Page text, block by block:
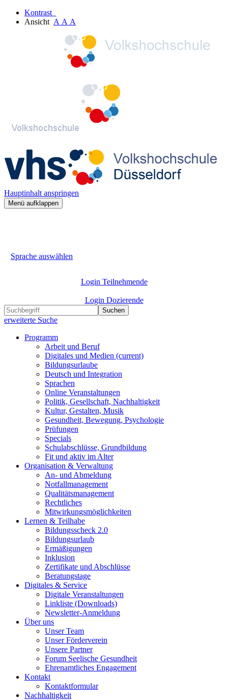
Kontrast
Ansicht A A A
Hauptinhalt anspringen
Menü aufklappen
Sprache auswählen
Login Teilnehmende
Login Dozierende
Suchen
erweiterte Suche
Programm
Arbeit und Beruf
Digitales und Medien (current)
Bildungsurlaube
Deutsch und Integration
Sprachen
Online Veranstaltungen
Politik, Gesellschaft, Nachhaltigkeit
Kultur, Gestalten, Musik
Gesundheit, Bewegung, Psychologie
Prüfungen
Specials
Schulabschlüsse, Grundbildung
Fit und aktiv im Alter
Organisation & Verwaltung
An- und Abmeldung
Notfallmanagement
Qualitätsmanagement
Rechtliches
Mitwirkungsmöglichkeiten
Lernen & Teilhabe
Bildungsscheck 2.0
Bildungsurlaub
Ermäßigungen
Inklusion
Zertifikate und Abschlüsse
Beratungstage
Digitales & Service
Digitale Veranstaltungen
Linkliste (Downloads)
Newsletter-Anmeldung
Über uns
Unser Team
Unser Förderverein
Unsere Partner
Forum Seelische Gesundheit
Ehrenamtliches Engagement
Kontakt
Kontaktformular
Nachhaltigkeit